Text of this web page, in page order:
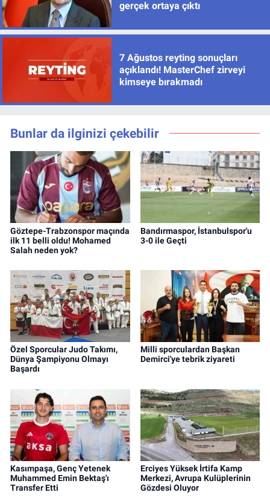
gerçek ortaya çıktı
7 Ağustos reyting sonuçları
açıklandı! MasterChef zirveyi
kimseye bırakmadı
Bunlar da ilginizi çekebilir
Göztepe-Trabzonspor maçında
ilk 11 belli oldu! Mohamed
Salah neden yok?
Bandırmaspor, İstanbulspor'u
3-0 ile Geçti
Özel Sporcular Judo Takımı,
Dünya Şampiyonu Olmayı
Başardı
Milli sporculardan Başkan
Demirci'ye tebrik ziyareti
Kasımpaşa, Genç Yetenek
Muhammed Emin Bektaş'ı
Transfer Etti
Erciyes Yüksek İrtifa Kamp
Merkezi, Avrupa Kulüplerinin
Gözdesi Oluyor